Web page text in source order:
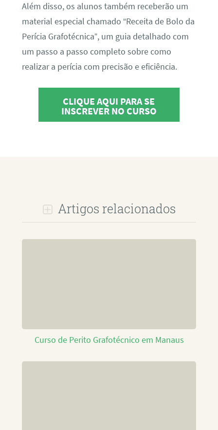
Além disso, os alunos também receberão um
material especial chamado “Receita de Bolo da
Perícia Grafotécnica”, um guia detalhado com
um passo a passo completo sobre como
realizar a perícia com precisão e eficiência.
CLIQUE AQUI PARA SE
INSCREVER NO CURSO
Artigos relacionados
Curso de Perito Grafotécnico em Manaus